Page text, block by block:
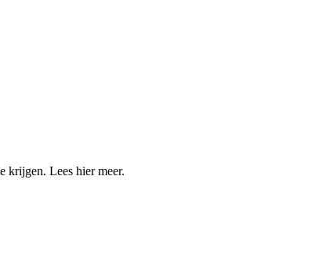
krijgen. Lees hier meer.